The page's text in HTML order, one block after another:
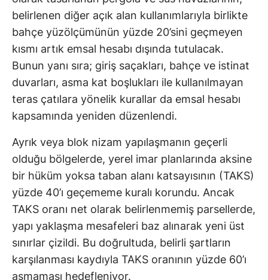
belirlenen diğer açık alan kullanımlarıyla birlikte
bahçe yüzölçümünün yüzde 20’sini geçmeyen
kısmı artık emsal hesabı dışında tutulacak.
Bunun yanı sıra; giriş saçakları, bahçe ve istinat
duvarları, asma kat boşlukları ile kullanılmayan
teras çatılara yönelik kurallar da emsal hesabı
kapsamında yeniden düzenlendi.
Ayrık veya blok nizam yapılaşmanın geçerli
olduğu bölgelerde, yerel imar planlarında aksine
bir hüküm yoksa taban alanı katsayısının (TAKS)
yüzde 40’ı geçememe kuralı korundu. Ancak
TAKS oranı net olarak belirlenmemiş parsellerde,
yapı yaklaşma mesafeleri baz alınarak yeni üst
sınırlar çizildi. Bu doğrultuda, belirli şartların
karşılanması kaydıyla TAKS oranının yüzde 60’ı
aşmaması hedefleniyor.